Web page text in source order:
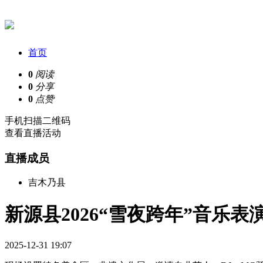
首页
0 阅读
0 分享
0 点赞
手机扫描二维码
查看直播活动
直播成员
吉木乃县
新源县2026“雪夜跨年”音乐表
2025-12-31 19:07